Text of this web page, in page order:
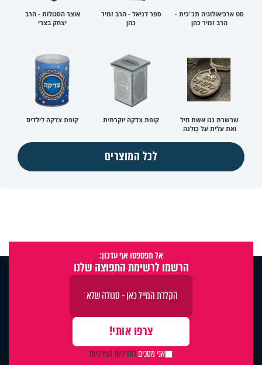
סט ארכיאולוגיה תנ"כית -
הרב זמיר כהן
ספר דניאל - הרב זמיר
כהן
אוצר הסגולות - הרב
יצחק בצרי
שרשרת ננו אשת חיל
ואת עלית על כולנה
קופת צדקה יוקרתית קופת צדקה לילדים
לכל המוצרים
אל תפספסו אף עדכון:
הרשמו לרשימת התפוצה שלנו
אני מסכיםלמדיניות הפרטיות